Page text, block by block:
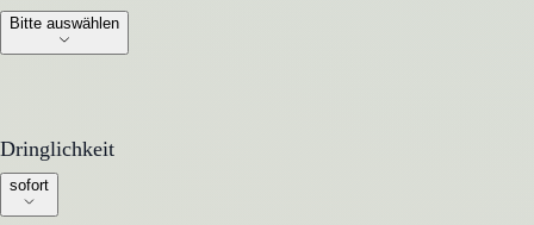
Bitte auswählen
Dringlichkeit
Dringlichkeit
sofort